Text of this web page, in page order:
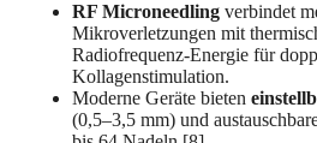
RF Microneedling verbindet
Mikroverletzungen mit
Radiofrequenz-Energie für
Kollagenstimulation.
Moderne Geräte bieten
(0,5–3,5 mm) und